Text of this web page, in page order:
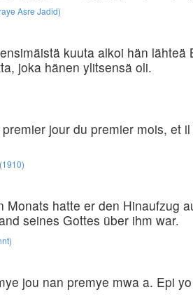
Asre Jadid)
kuuta alkoi hän
joka hänen ylitsensä oli.
jour du premier mois, et
Monats hatte er den Hinaufzug
seines Gottes über ihm war.
jou nan premye mwa a. Epi